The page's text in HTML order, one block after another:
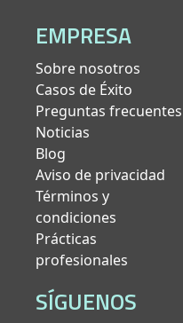
EMPRESA
Sobre nosotros
Casos de Éxito
Preguntas frecuentes
Noticias
Blog
Aviso de privacidad
Términos y
condiciones
Prácticas
profesionales
SÍGUENOS